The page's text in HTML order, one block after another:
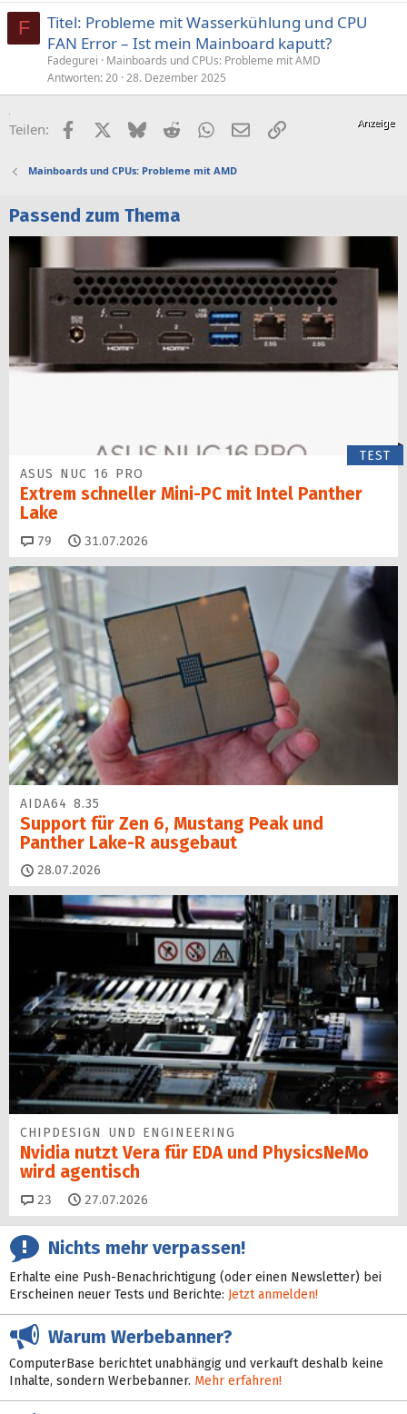
F
Titel: Probleme mit Wasserkühlung und CPU
FAN Error – Ist mein Mainboard kaputt?
Fadegurei
Mainboards und CPUs: Probleme mit AMD
Antworten 20 28. Dezember 2025
Teilen: FacebookX (Twitter)
BlueskyRedditWhatsApp
E-MailLink
Mainboards und CPUs: Probleme mit AMD
Passend zum Thema
TEST
ASUS NUC 16 PRO
Extrem schneller Mini-PC mit Intel Panther
Lake
79 Kommentare
31.07.2026
AIDA64 8.35
Support für Zen 6, Mustang Peak und
Panther Lake-R ausgebaut
28.07.2026
CHIPDESIGN UND ENGINEERING
Nvidia nutzt Vera für EDA und PhysicsNeMo
wird agentisch
23 Kommentare
27.07.2026
Nichts mehr verpassen!
Erhalte eine Push-Benachrichtigung (oder einen Newsletter) bei
Erscheinen neuer Tests und Berichte: Jetzt anmelden!
Warum Werbebanner?
ComputerBase berichtet unabhängig und verkauft deshalb keine
Inhalte, sondern Werbebanner. Mehr erfahren!